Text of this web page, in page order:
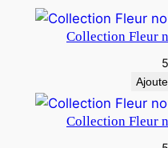
Collection Fleur
Collection Fleur